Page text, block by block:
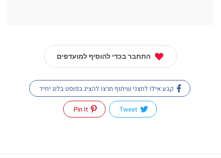
התחבר בכדי להוסיף למועדפים
קבע אילו לחצני שיתוף תרצו להציג בפוסט בלוג יחיד
Tweet
Pin It